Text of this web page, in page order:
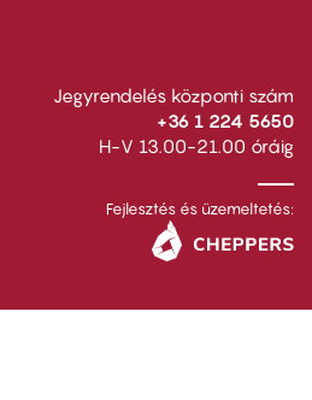
Jegyrendelés központi szám
+36 1 224 5650
H-V 13.00-21.00 óráig
Fejlesztés és üzemeltetés: